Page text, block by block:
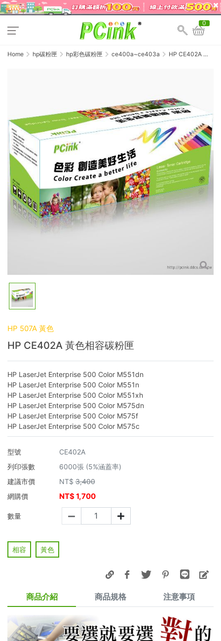
0
Home hp碳粉匣 hp彩色碳粉匣 ce400a~ce403a
HP CE402A 黃
HP 507A 黃色
HP CE402A 黃色相容碳粉匣
HP LaserJet Enterprise 500 Color M551dn
HP LaserJet Enterprise 500 Color M551n
HP LaserJet Enterprise 500 Color M551xh
HP LaserJet Enterprise 500 Color M575dn
HP LaserJet Enterprise 500 Color M575f
HP LaserJet Enterprise 500 Color M575c
型號
CE402A
列印張數
6000張 (5%涵蓋率)
建議市價
NT$ 3,400
網購價
NT$1,700
數量
相容 黃色
商品介紹 商品規格 注意事項